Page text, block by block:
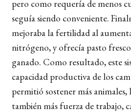
pero como requería de menos
seguía siendo conveniente.
mejoraba la fertilidad al
nitrógeno, y ofrecía pasto
ganado. Como resultado, este
capacidad productiva de los
permitió sostener más
también más fuerza de trabajo,